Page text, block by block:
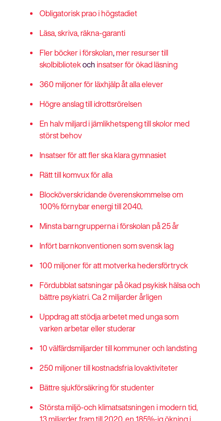
Obligatorisk prao i högstadiet
Läsa, skriva, räkna-garanti
Fler böcker i förskolan,mer resurser till
skolbibliotekoch insatser för ökad läsning
360 miljoner för läxhjälp åt alla elever
Högre anslag till idrottsrörelsen
En halv miljard i jämlikhetspeng till skolor med
störst behov
Insatser för att fler ska klara gymnasiet
Rätt till komvux för alla
Blocköverskridande överenskommelse om
100% förnybar energi till 2040.
Minsta barngrupperna i förskolan på 25 år
Infört barnkonventionen som svensk lag
100 miljoner för att motverka hedersförtryck
Fördubblat satsningar på ökad psykisk hälsa och
bättre psykiatri. Ca 2 miljarder årligen
Uppdrag att stödja arbetet med unga som
varken arbetar eller studerar
10 välfärdsmiljarder till kommuner och landsting
250 miljoner till kostnadsfria lovaktiviteter
Bättre sjukförsäkring för studenter
Största miljö-och klimatsatsningen i modern tid,